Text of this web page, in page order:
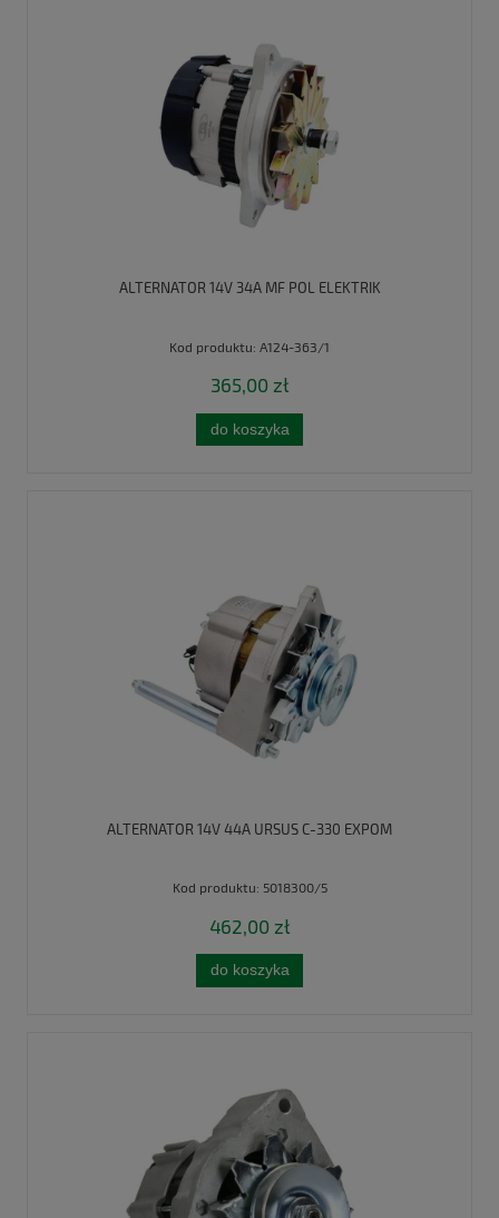
ALTERNATOR 14V 34A MF POL ELEKTRIK
Kod produktu: A124-363/1
365,00 zł
do koszyka
ALTERNATOR 14V 44A URSUS C-330 EXPOM
Kod produktu: 5018300/5
462,00 zł
do koszyka